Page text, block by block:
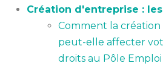
Création d'entreprise :
Comment la création
peut-elle affecter
droits au Pôle Emploi